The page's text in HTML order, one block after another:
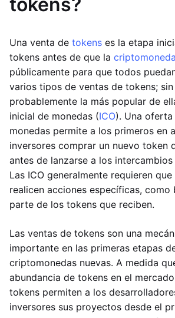
Una venta de tokens es la etapa
tokens antes de que la criptomoneda
públicamente para que todos
varios tipos de ventas de tokens;
probablemente la más popular de
inicial de monedas (ICO). Una
monedas permite a los primeros en
inversores comprar un nuevo token
antes de lanzarse a los
Las ICO generalmente requieren
realicen acciones específicas, como
parte de los tokens que reciben.
Las ventas de tokens son una
importante en las primeras etapas
criptomonedas nuevas. A medida
abundancia de tokens en el
tokens permiten a los
inversores sus proyectos desde el